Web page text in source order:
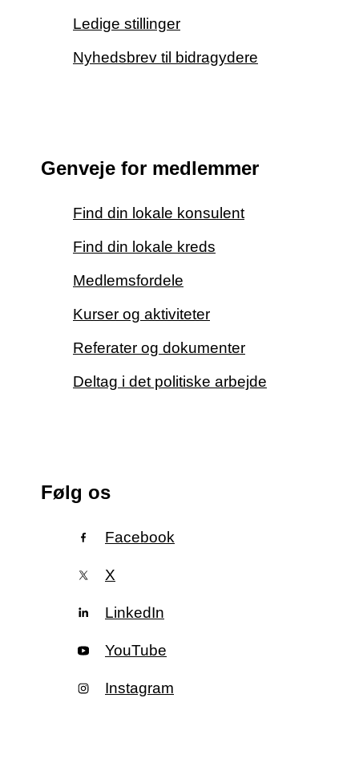
Ledige stillinger
Nyhedsbrev til bidragydere
Genveje for medlemmer
Find din lokale konsulent
Find din lokale kreds
Medlemsfordele
Kurser og aktiviteter
Referater og dokumenter
Deltag i det politiske arbejde
Følg os
Facebook
X
LinkedIn
YouTube
Instagram